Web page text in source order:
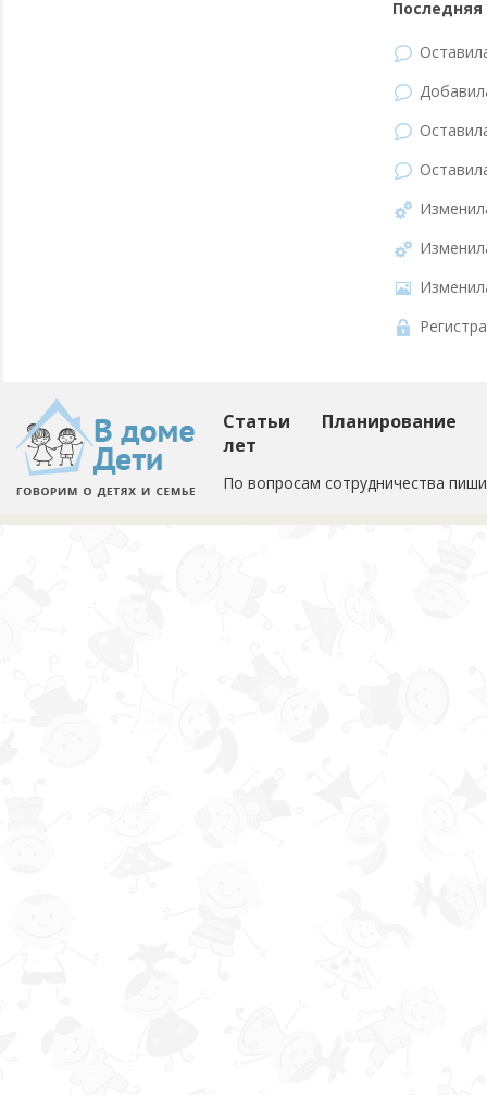
Последняя
Статьи
Планирование
лет
По вопросам сотрудничества